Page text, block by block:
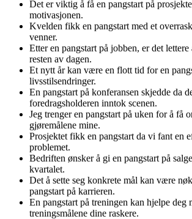
Det er viktig å få en pangstart på
motivasjonen.
Kvelden fikk en pangstart med et
venner.
Etter en pangstart på jobben, er det
resten av dagen.
Et nytt år kan være en flott tid for en
livsstilsendringer.
En pangstart på konferansen skjedde da
foredragsholderen inntok scenen.
Jeg trenger en pangstart på uken for å få
gjøremålene mine.
Prosjektet fikk en pangstart da vi fant en
problemet.
Bedriften ønsker å gi en pangstart på
kvartalet.
Det å sette seg konkrete mål kan være
pangstart på karrieren.
En pangstart på treningen kan hjelpe deg
treningsmålene dine raskere.